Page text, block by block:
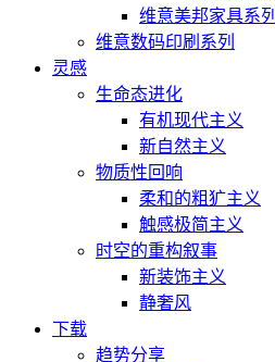
维意美邦家具系列
维意数码印刷系列
灵感
生命态进化
有机现代主义
新自然主义
物质性回响
柔和的粗犷主义
触感极简主义
时空的重构叙事
新装饰主义
静奢风
下载
趋势分享